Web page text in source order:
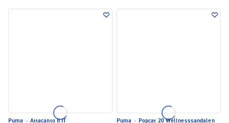
Puma · Attacanto II IT
Puma · Popcat 20 Wellnesssandalen